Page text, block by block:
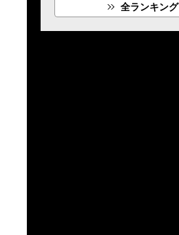
全ランキング